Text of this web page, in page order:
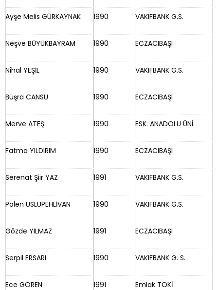
Ayşe Melis GÜRKAYNAK 1990 VAKIFBANK G.S.
Neşve BÜYÜKBAYRAM 1990 ECZACIBAŞI
Nihal YEŞİL 1990 VAKIFBANK G.S.
Büşra CANSU 1990 ECZACIBAŞI
Merve ATEŞ 1990 ESK. ANADOLU ÜNİ.
Fatma YILDIRIM 1990 ECZACIBAŞI
Serenat Şiir YAZ 1991 VAKIFBANK G.S.
Polen USLUPEHLİVAN 1990 VAKIFBANK G.S.
Gözde YILMAZ 1991 ECZACIBAŞI
Serpil ERSARI 1990 VAKIFBANK G. S.
Ece GÖREN 1991 Emlak TOKİ